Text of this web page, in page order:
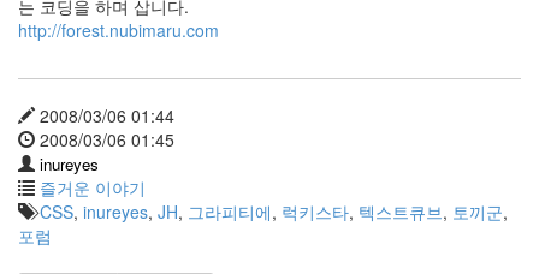
는 코딩을 하며 삽니다.
http://forest.nubimaru.com
2008/03/06 01:44
2008/03/06 01:45
inureyes
즐거운 이야기
CSS, inureyes, JH, 그라피티에, 럭키스타, 텍스트큐브, 토끼군,
포럼